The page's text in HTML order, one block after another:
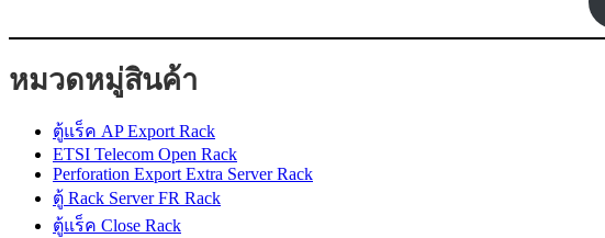
หมวดหมู่สินค้า
ตู้แร็ค AP Export Rack
ETSI Telecom Open Rack
Perforation Export Extra Server Rack
ตู้ Rack Server FR Rack
ตู้แร็ค Close Rack